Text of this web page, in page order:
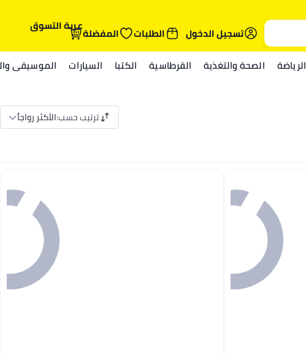
تسجيل الدخول
الطلبات المفضلةعربة التسوق
الرياضة الصحة والتغذية القرطاسية الكتبا السيارات الموسيقى
ترتيب حسب:الأكثر رواجاً